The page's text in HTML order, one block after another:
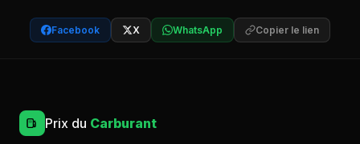
Facebook X WhatsApp Copier le lien
Prix du Carburant